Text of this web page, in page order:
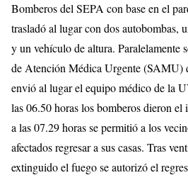
Bomberos del SEPA con base en el
trasladó al lugar con dos autobombas,
y un vehículo de altura. Paralelamente
de Atención Médica Urgente (SAMU)
envió al lugar el equipo médico de la
las 06.50 horas los bomberos dieron
a las 07.29 horas se permitió a los
afectados regresar a sus casas. Tras
extinguido el fuego se autorizó el